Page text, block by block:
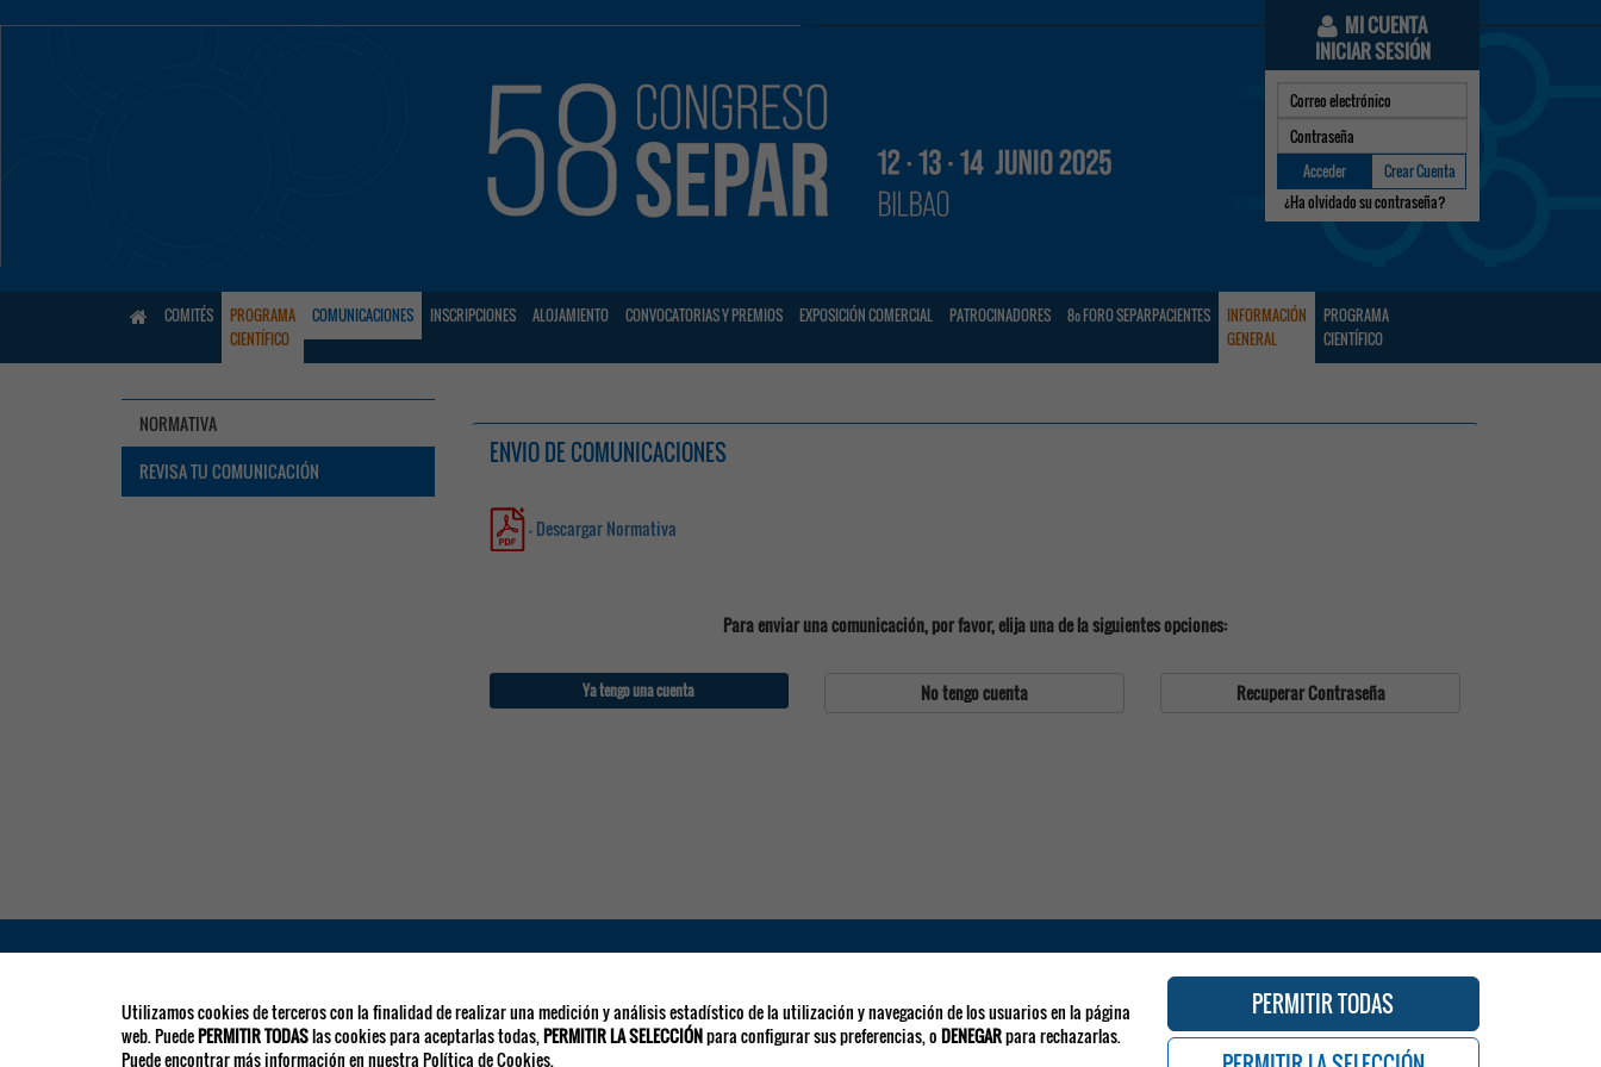
MI CUENTA
INICIAR SESIÓN
Acceder
Crear Cuenta
¿Ha olvidado su contraseña?
COMITÉS
PROGRAMA
CIENTÍFICO
COMUNICACIONES INSCRIPCIONES ALOJAMIENTO CONVOCATORIAS Y PREMIOS EXPOSICIÓN COMERCIAL PATROCINADORES 8º FORO SEPARPACIENTES
INFORMACIÓN
GENERAL
PROGRAMA
CIENTÍFICO
NORMATIVA
REVISA TU COMUNICACIÓN
ENVIO DE COMUNICACIONES
- Descargar Normativa
Para enviar una comunicación, por favor, elija una de la siguientes opciones:
Ya tengo una cuenta No tengo cuenta Recuperar Contraseña
Colaboraciones y expo.comercial:separ.expo@viajeseci.es
Inscripciones:separ.inscripciones@viajeseci.es
Alojamiento:separ.alojamiento@viajeseci.es
CONGRESOS ANTERIORES
Utilizamos cookies de terceros con la finalidad de realizar una medición y análisis estadístico de la utilización y navegación de los usuarios en la página
web. PuedePERMITIR TODASlas cookies para aceptarlas todas,PERMITIR LA SELECCIÓNpara configurar sus preferencias, oDENEGARpara rechazarlas.
Puede encontrar más información en nuestra Política de Cookies.
PERMITIR TODAS